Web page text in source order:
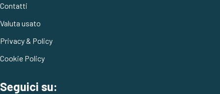
Contatti
Valuta usato
Privacy & Policy
Cookie Policy
Seguici su: